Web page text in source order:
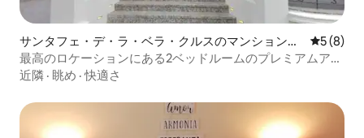
サンタフェ・デ・ラ・ベラ・クルスのマンション・
アパート
レビュー
5 (8)
最高のロケーションにある2ベッドルームのプレミアムアパ
ートメント。
近隣 · 眺め ·快適さ